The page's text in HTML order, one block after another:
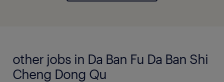
other jobs in Da Ban Fu Da Ban Shi
Cheng Dong Qu